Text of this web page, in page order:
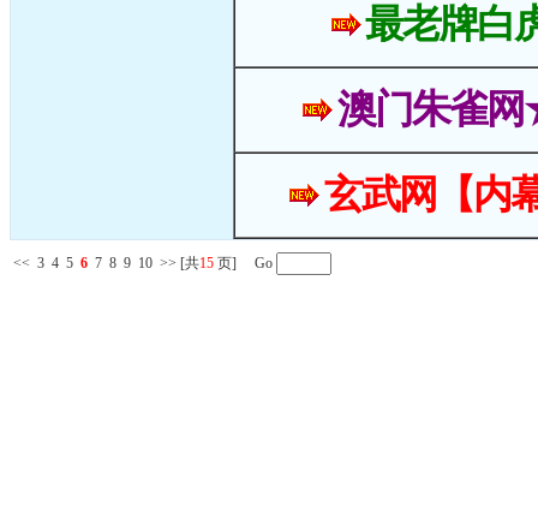
最老牌白
澳门朱雀
玄武网【内
<< 3 4 5 6 7 8 9 10 >> [共15 页] Go